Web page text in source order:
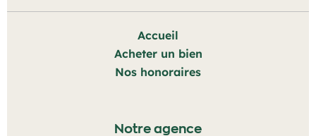
Accueil
Acheter un bien
Nos honoraires
Notre agence